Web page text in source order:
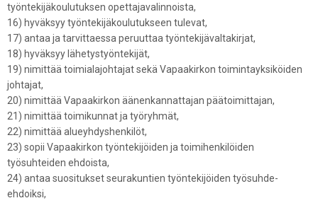
työntekijäkoulutuksen opettajavalinnoista,
16) hyväksyy työntekijäkoulutukseen tulevat,
17) antaa ja tarvittaessa peruuttaa työntekijävaltakirjat,
18) hyväksyy lähetystyöntekijät,
19) nimittää toimialajohtajat sekä Vapaakirkon toimintayksiköiden
johtajat,
20) nimittää Vapaakirkon äänenkannattajan päätoimittajan,
21) nimittää toimikunnat ja työryhmät,
22) nimittää alueyhdyshenkilöt,
23) sopii Vapaakirkon työntekijöiden ja toimihenkilöiden
työsuhteiden ehdoista,
24) antaa suositukset seurakuntien työntekijöiden työsuhde-
ehdoiksi,